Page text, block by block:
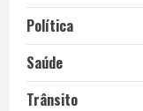
Política
Saúde
Trânsito